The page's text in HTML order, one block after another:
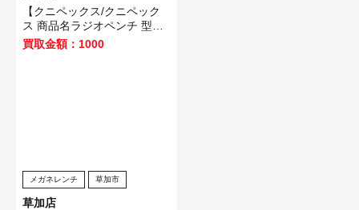
【クニペックス/クニペック
ス 商品名ラジオペンチ 型番
2502160】世田谷区のお客様
から買取いたしました！
買取金額：1000
メガネレンチ 草加市
草加店